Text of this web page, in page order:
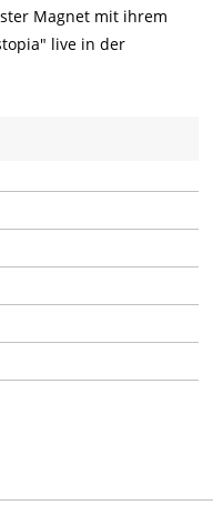
Magnet mit ihrem
live in der